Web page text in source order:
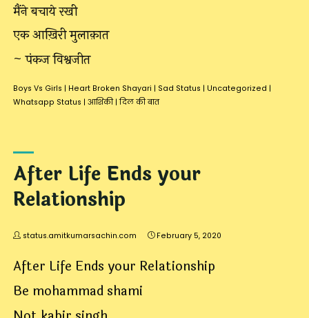
मैंने बचाये रखी
एक आख़िरी मुलाक़ात
~ पंकज विश्वजीत
Boys Vs Girls | Heart Broken Shayari | Sad Status | Uncategorized |
Whatsapp Status | आशिकी | दिल की बात
After Life Ends your
Relationship
status.amitkumarsachin.com February 5, 2020
After Life Ends your Relationship
Be mohammad shami